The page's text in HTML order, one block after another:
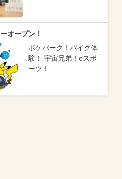
オープン！
ポケパーク！バイク体
験！ 宇宙兄弟！eスポ
ーツ！